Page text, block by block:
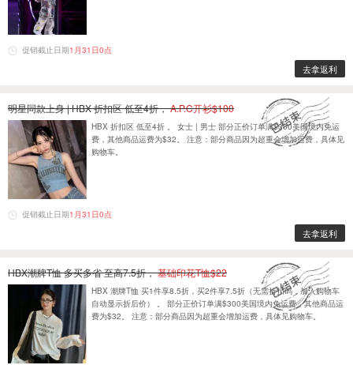
促销截止日期1月31日0点
去拿返利
明星同款上身 | HBX 折扣区 低至4折，A.P.C开衫$100
HBX 折扣区 低至4折 。 女士 | 男士 部分正价订单满$300美国境内免运
费，其他商品运费为$32。 注意：部分商品因为超重会增加运费，具体见
购物车。
促销截止日期1月31日0点
去拿返利
HBX潮牌T恤 多买多省 至高7.5折，基础印花T恤$22
HBX 潮牌T恤 买1件享8.5折，买2件享7.5折（无需折扣码，加入购物车
自动显示折后价） 。 部分正价订单满$300美国境内免运费，其他商品运
费为$32。 注意：部分商品因为超重会增加运费，具体见购物车。